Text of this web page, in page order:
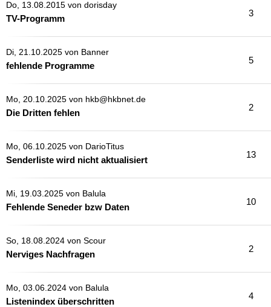
Do, 13.08.2015 von dorisday
TV-Programm
3
Di, 21.10.2025 von Banner
fehlende Programme
5
Mo, 20.10.2025 von hkb@hkbnet.de
Die Dritten fehlen
2
Mo, 06.10.2025 von DarioTitus
Senderliste wird nicht aktualisiert
13
Mi, 19.03.2025 von Balula
Fehlende Seneder bzw Daten
10
So, 18.08.2024 von Scour
Nerviges Nachfragen
2
Mo, 03.06.2024 von Balula
Listenindex überschritten
4